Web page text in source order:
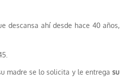
descansa ahí desde hace 40 años,
madre se lo solicita y le entrega su